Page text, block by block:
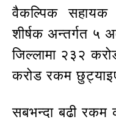
वैकल्पिक सहायक
शीर्षक अन्तर्गत ५
जिल्लामा २३२
करोड रकम
सबभन्दा बढी रकम